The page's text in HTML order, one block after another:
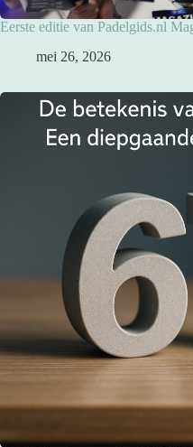
Eerste editie van Padelgids.nl
mei 26, 2026